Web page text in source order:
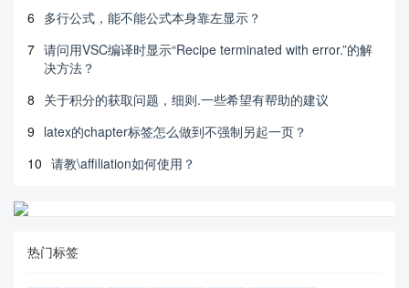
6 多行公式，能不能公式本身靠左显示？
7 请问用VSC编译时显示“Recipe terminated with error.”的解
决方法？
8 关于积分的获取问题，细则.一些希望有帮助的建议
9 latex的chapter标签怎么做到不强制另起一页？
10 请教\affiliation如何使用？
热门标签